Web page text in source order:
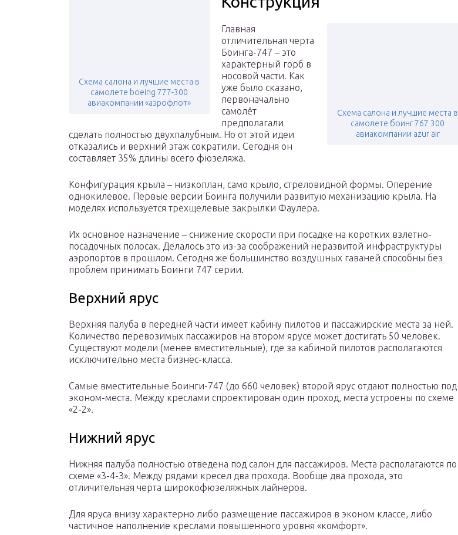
Схема салона и лучшие места в
самолете boeing 777-300
авиакомпании «аэрофлот»
Схема салона и лучшие места в
самолете боинг 767 300
авиакомпании azur air
Главная
отличительная черта
Боинга-747 – это
характерный горб в
носовой части. Как
уже было сказано,
первоначально
самолёт
предполагали
сделать полностью двухпалубным. Но от этой идеи
отказались и верхний этаж сократили. Сегодня он
составляет 35% длины всего фюзеляжа.
Конфигурация крыла – низкоплан, само крыло, стреловидной формы. Оперение
однокилевое. Первые версии Боинга получили развитую механизацию крыла. На
моделях используется трехщелевые закрылки Фаулера.
Их основное назначение – снижение скорости при посадке на коротких взлетно-
посадочных полосах. Делалось это из-за соображений неразвитой инфраструктуры
аэропортов в прошлом. Сегодня же большинство воздушных гаваней способны без
проблем принимать Боинги 747 серии.
Верхний ярус
Верхняя палуба в передней части имеет кабину пилотов и пассажирские места за ней.
Количество перевозимых пассажиров на втором ярусе может достигать 50 человек.
Существуют модели (менее вместительные), где за кабиной пилотов располагаются
исключительно места бизнес-класса.
Самые вместительные Боинги-747 (до 660 человек) второй ярус отдают полностью под
эконом-места. Между креслами спроектирован один проход, места устроены по схеме
«2-2».
Нижний ярус
Нижняя палуба полностью отведена под салон для пассажиров. Места располагаются по
схеме «3-4-3». Между рядами кресел два прохода. Вообще два прохода, это
отличительная черта широкофюзеляжных лайнеров.
Для яруса внизу характерно либо размещение пассажиров в эконом классе, либо
частичное наполнение креслами повышенного уровня «комфорт».